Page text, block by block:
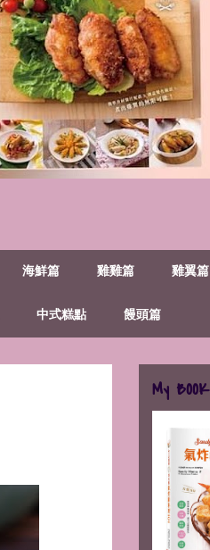
海鮮篇 雞雞篇 雞翼篇
中式糕點 饅頭篇
My BOOK